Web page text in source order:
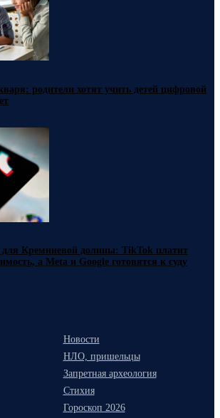
родители хотят учить детей цифровой
Кремниевой долины: TikTok платит
а Meta и Google готовятся к суду
Новости
НЛО, пришельцы
Запретная археология
Стихия
Гороскоп 2026